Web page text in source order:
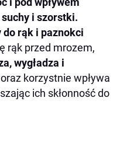
i szorstki.
do rąk i paznokci
rąk przed mrozem,
wygładza i
oraz korzystnie wpływa
ich skłonność do